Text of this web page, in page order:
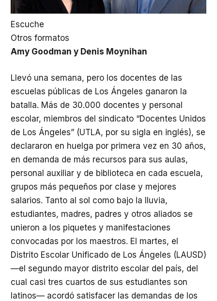
Escuche
Otros formatos
Amy Goodman y Denis Moynihan
Llevó una semana, pero los docentes de las
escuelas públicas de Los Ángeles ganaron la
batalla. Más de 30.000 docentes y personal
escolar, miembros del sindicato “Docentes Unidos
de Los Ángeles” (UTLA, por su sigla en inglés), se
declararon en huelga por primera vez en 30 años,
en demanda de más recursos para sus aulas,
personal auxiliar y de biblioteca en cada escuela,
grupos más pequeños por clase y mejores
salarios. Tanto al sol como bajo la lluvia,
estudiantes, madres, padres y otros aliados se
unieron a los piquetes y manifestaciones
convocadas por los maestros. El martes, el
Distrito Escolar Unificado de Los Ángeles (LAUSD)
—el segundo mayor distrito escolar del país, del
cual casi tres cuartos de sus estudiantes son
latinos— acordó satisfacer las demandas de los